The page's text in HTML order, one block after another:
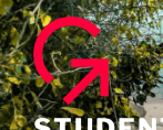
Gå
til
innhold